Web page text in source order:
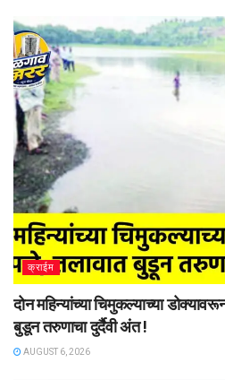
क्राईम
दोन महिन्यांच्या चिमुकल्याच्या
बुडून तरुणाचा दुर्दैवी अंत !
AUGUST 6, 2026